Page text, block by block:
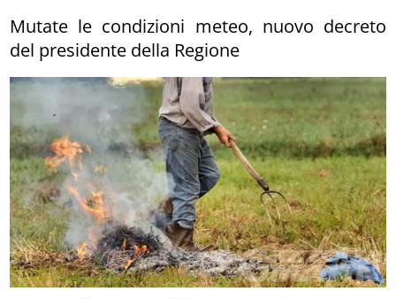
Mutate le condizioni meteo, nuovo decreto
del presidente della Regione